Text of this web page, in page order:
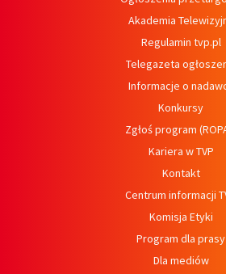
Akademia
Regulamin tvp.pl
Telegazeta
Informacje o
Konkursy
Zgłoś program
Kariera w TVP
Kontakt
Centrum informacji
Komisja Etyki
Program dla prasy
Dla mediów